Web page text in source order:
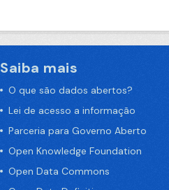
Saiba mais
O que são dados abertos?
Lei de acesso a informação
Parceria para Governo Aberto
Open Knowledge Foundation
Open Data Commons